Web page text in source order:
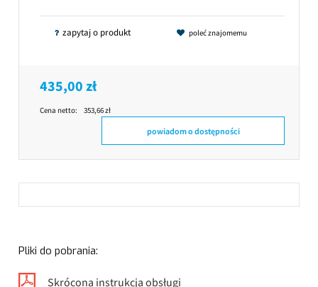
zapytaj o produkt poleć znajomemu
435,00 zł
Cena netto: 353,66 zł
powiadom o dostępności
Pliki do pobrania:
Skrócona instrukcja obsługi